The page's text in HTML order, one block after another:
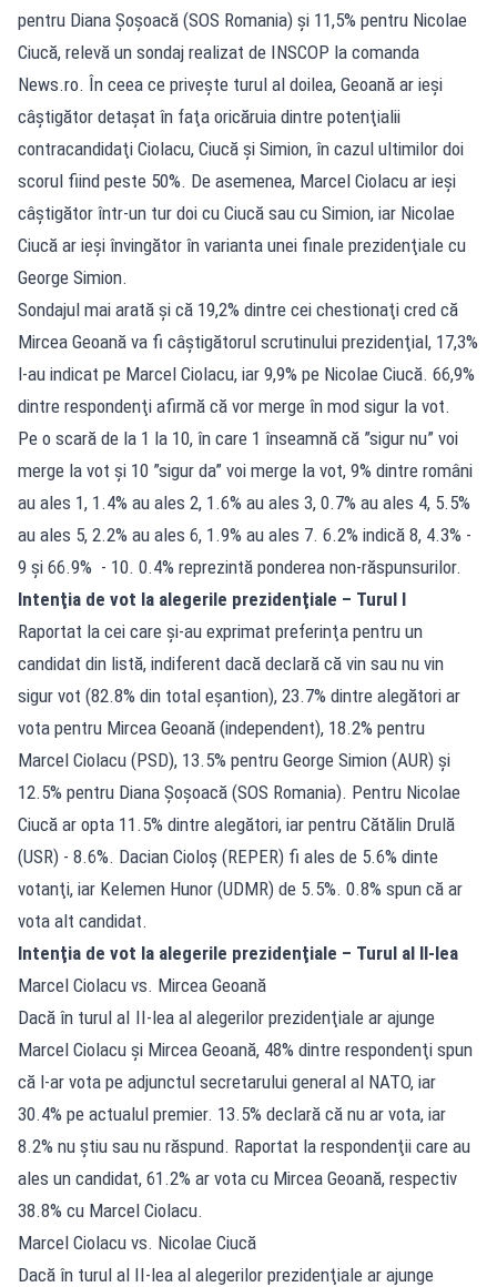
pentru Diana Şoşoacă (SOS Romania) şi 11,5% pentru Nicolae
Ciucă, relevă un sondaj realizat de INSCOP la comanda
News.ro. În ceea ce priveşte turul al doilea, Geoană ar ieşi
câştigător detaşat în faţa oricăruia dintre potenţialii
contracandidaţi Ciolacu, Ciucă şi Simion, în cazul ultimilor doi
scorul fiind peste 50%. De asemenea, Marcel Ciolacu ar ieşi
câştigător într-un tur doi cu Ciucă sau cu Simion, iar Nicolae
Ciucă ar ieşi învingător în varianta unei finale prezidenţiale cu
George Simion.
Sondajul mai arată şi că 19,2% dintre cei chestionaţi cred că
Mircea Geoană va fi câştigătorul scrutinului prezidenţial, 17,3%
l-au indicat pe Marcel Ciolacu, iar 9,9% pe Nicolae Ciucă. 66,9%
dintre respondenţi afirmă că vor merge în mod sigur la vot.
Pe o scară de la 1 la 10, în care 1 înseamnă că ”sigur nu” voi
merge la vot şi 10 ”sigur da” voi merge la vot, 9% dintre români
au ales 1, 1.4% au ales 2, 1.6% au ales 3, 0.7% au ales 4, 5.5%
au ales 5, 2.2% au ales 6, 1.9% au ales 7. 6.2% indică 8, 4.3% -
9 şi 66.9% - 10. 0.4% reprezintă ponderea non-răspunsurilor.
Intenţia de vot la alegerile prezidenţiale – Turul I
Raportat la cei care şi-au exprimat preferinţa pentru un
candidat din listă, indiferent dacă declară că vin sau nu vin
sigur vot (82.8% din total eşantion), 23.7% dintre alegători ar
vota pentru Mircea Geoană (independent), 18.2% pentru
Marcel Ciolacu (PSD), 13.5% pentru George Simion (AUR) şi
12.5% pentru Diana Şoşoacă (SOS Romania). Pentru Nicolae
Ciucă ar opta 11.5% dintre alegători, iar pentru Cătălin Drulă
(USR) - 8.6%. Dacian Cioloş (REPER) fi ales de 5.6% dinte
votanţi, iar Kelemen Hunor (UDMR) de 5.5%. 0.8% spun că ar
vota alt candidat.
Intenţia de vot la alegerile prezidenţiale – Turul al II-lea
Marcel Ciolacu vs. Mircea Geoană
Dacă în turul aI II-lea al alegerilor prezidenţiale ar ajunge
Marcel Ciolacu şi Mircea Geoană, 48% dintre respondenţi spun
că l-ar vota pe adjunctul secretarului general al NATO, iar
30.4% pe actualul premier. 13.5% declară că nu ar vota, iar
8.2% nu ştiu sau nu răspund. Raportat la respondenţii care au
ales un candidat, 61.2% ar vota cu Mircea Geoană, respectiv
38.8% cu Marcel Ciolacu.
Marcel Ciolacu vs. Nicolae Ciucă
Dacă în turul al II-lea al alegerilor prezidenţiale ar ajunge